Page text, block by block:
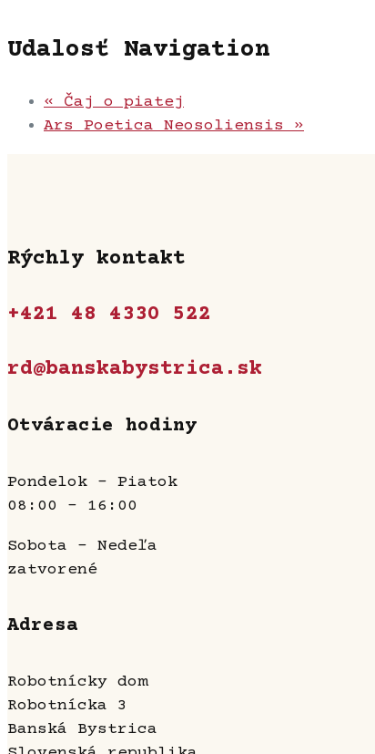
Udalosť Navigation
« Čaj o piatej
Ars Poetica Neosoliensis »
Rýchly kontakt
+421 48 4330 522
rd@banskabystrica.sk
Otváracie hodiny
Pondelok - Piatok
08:00 - 16:00
Sobota - Nedeľa
zatvorené
Adresa
Robotnícky dom
Robotnícka 3
Banská Bystrica